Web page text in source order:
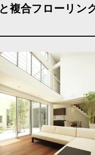
複合フローリン